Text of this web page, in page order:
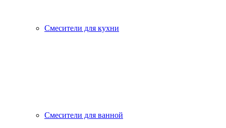
Смесители для кухни
Смесители для ванной